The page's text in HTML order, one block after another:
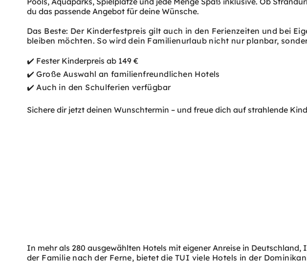
du das passende Angebot für deine Wünsche.
Das Beste: Der Kinderfestpreis gilt auch in den Ferienzeiten und bei
bleiben möchten. So wird dein Familienurlaub nicht nur planbar,
✔️ Fester Kinderpreis ab 149 €
✔️ Große Auswahl an familienfreundlichen Hotels
✔️ Auch in den Schulferien verfügbar
Sichere dir jetzt deinen Wunschtermin – und freue dich auf strahlende
In mehr als 280 ausgewählten Hotels mit eigener Anreise in
der Familie nach der Ferne, bietet die TUI viele Hotels in der